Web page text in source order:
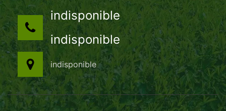
indisponible
indisponible
indisponible